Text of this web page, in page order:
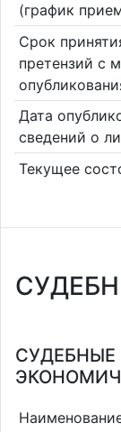
(график
Срок
претензий с
Дата
сведений о
Текущее
СУДЕБНЫЕ